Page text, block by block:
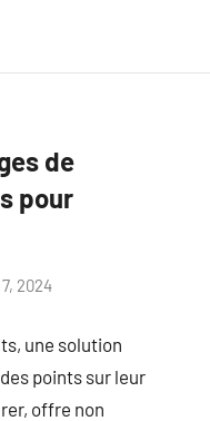
de
pour
2024
une solution
points sur leur
offre non